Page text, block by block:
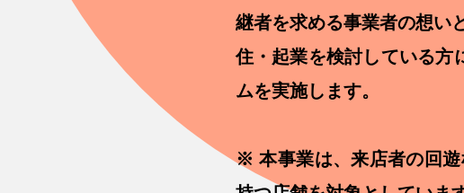
継者を求める事業者の想い
住・起業を検討している方
ムを実施します。
※ 本事業は、来店者の回遊